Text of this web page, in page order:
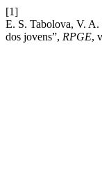
[1]
E. S. Tabolova, V. A.
dos jovens”, RPGE,